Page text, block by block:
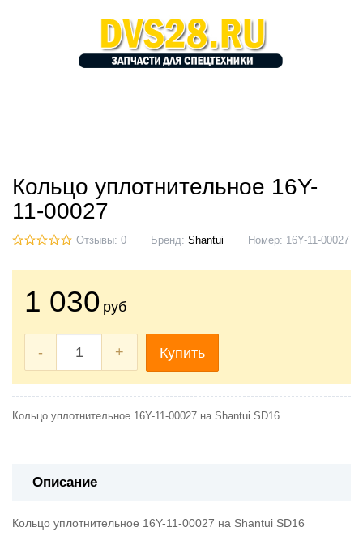
Кольцо уплотнительное 16Y-
11-00027
Отзывы: 0 Бренд: Shantui Номер: 16Y-11-00027
1 030 руб
- + Купить
Кольцо уплотнительное 16Y-11-00027 на Shantui SD16
Описание
Кольцо уплотнительное 16Y-11-00027 на Shantui SD16